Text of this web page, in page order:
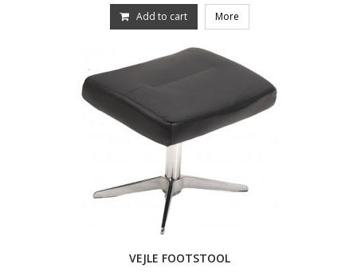
Add to cart More
VEJLE FOOTSTOOL